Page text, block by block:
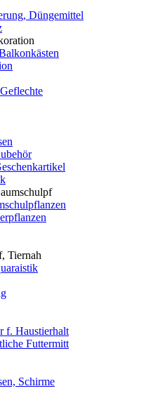
Düngemittel
Tiernah
f. Haustierhalt
Futtermitt
Schirme